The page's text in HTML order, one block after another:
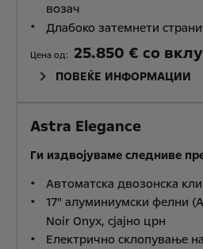
возач
Длабоко затемнети
Цена од: 25.850 € со
ПОВЕЌЕ ИНФОРМАЦИИ
Astra Elegance
Ги издвојуваме следниве
Автоматска двозонска
17" алуминиумски фелни
Noir Onyx, сјајно црн
Електрично склопување